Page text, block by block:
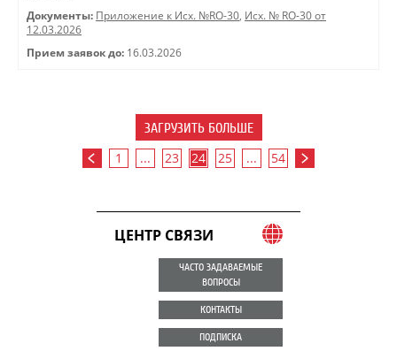
Документы: Приложение к Исх. №RO-30, Исх. № RO-30 от
12.03.2026
Прием заявок до: 16.03.2026
ЗАГРУЗИТЬ БОЛЬШЕ
1 ... 23 24 25 ... 54
ЦЕНТР СВЯЗИ
ЧАСТО ЗАДАВАЕМЫЕ
ВОПРОСЫ
КОНТАКТЫ
ПОДПИСКА